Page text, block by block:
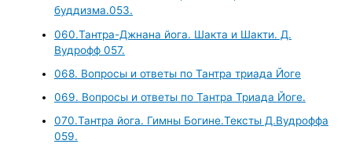
буддизма.053.
060.Тантра-Джнана йога. Шакта и Шакти. Д.
Вудрофф 057.
068. Вопросы и ответы по Тантра триада Йоге
069. Вопросы и ответы по Тантра Триада Йоге.
070.Тантра йога. Гимны Богине.Тексты Д.Вудроффа
059.